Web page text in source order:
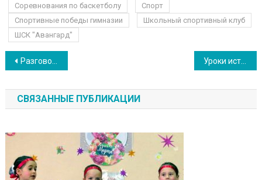
Соревнования по баскетболу
Спорт
Спортивные победы гимназии
Школьный спортивный клуб
ШСК "Авангард"
Навигация по записям
Разговоры о важном: “Традиционные семейные ценности” Уроки истории, посвящённые Чернобыльской АЭС
СВЯЗАННЫЕ ПУБЛИКАЦИИ